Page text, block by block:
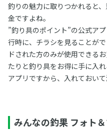
釣りの魅力に取りつかれると
金ですよね。
”釣り具のポイント”の公式ア
行時に、チラシを見ることが
ドされた方のみが使用できる
たりと釣り具をお得に手に入
アプリですから、入れておい
みんなの釣果 フォト